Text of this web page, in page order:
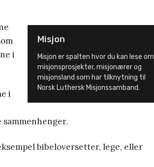
Misjon
Misjon er spalten hvor du kan lese om
misjonsprosjekter, misjonærer og
misjonsland som har tilknytning til
Norsk Luthersk Misjonssamband.
i
i
bibeloversetter, lege, eller